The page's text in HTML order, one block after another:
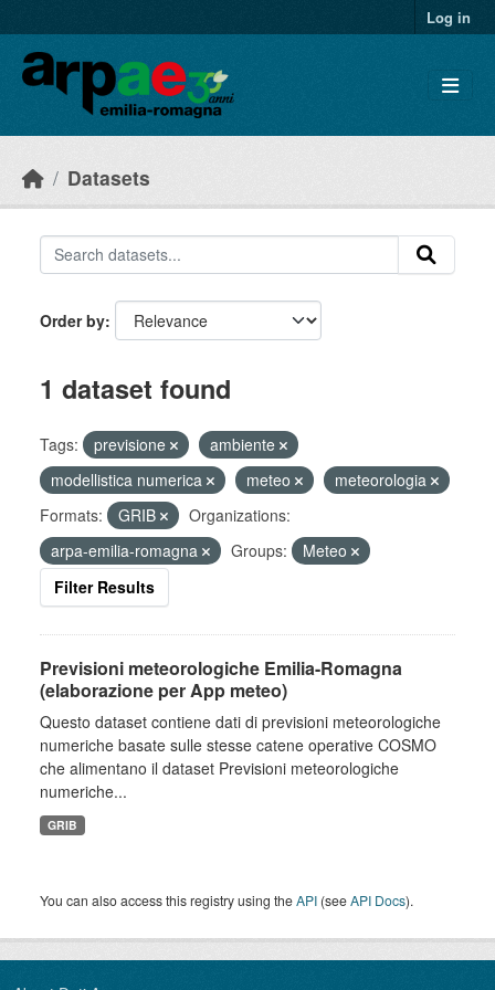
Log in
Datasets
Order by
1 dataset found
Tags: previsione
ambiente
modellistica numerica
meteo
meteorologia
Formats:
GRIB
Organizations:
arpa-emilia-romagna
Groups:
Meteo
Filter Results
Previsioni meteorologiche Emilia-Romagna
(elaborazione per App meteo)
Questo dataset contiene dati di previsioni meteorologiche
numeriche basate sulle stesse catene operative COSMO
che alimentano il dataset Previsioni meteorologiche
numeriche...
GRIB
You can also access this registry using theAPI (seeAPI Docs).